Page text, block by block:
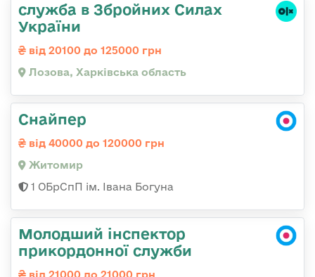
служба в Збройних Силах
України
від 20100 до 125000 грн
Лозова, Харківська область
Снайпер
від 40000 до 120000 грн
Житомир
1 ОБрСпП ім. Івана Богуна
Молодший інспектор
прикордонної служби